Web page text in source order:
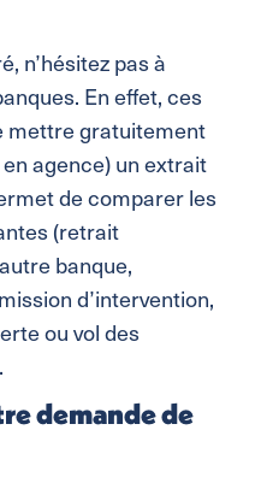
n’hésitez pas à
En effet, ces
mettre gratuitement
agence) un extrait
de comparer les
(retrait
banque,
d’intervention,
ou vol des
demande de